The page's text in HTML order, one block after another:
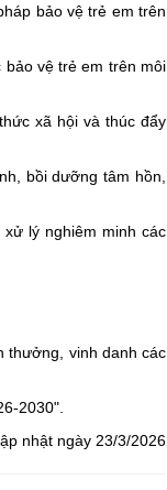
bảo vệ trẻ em trên
vệ trẻ em trên môi
xã hội và thúc đẩy
bồi dưỡng tâm hồn,
lý nghiêm minh các
thưởng, vinh danh các
2030".
nhật ngày 23/3/2026